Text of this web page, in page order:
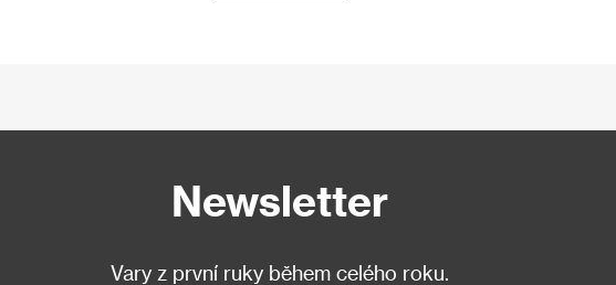
Newsletter
Vary z první ruky během celého roku.